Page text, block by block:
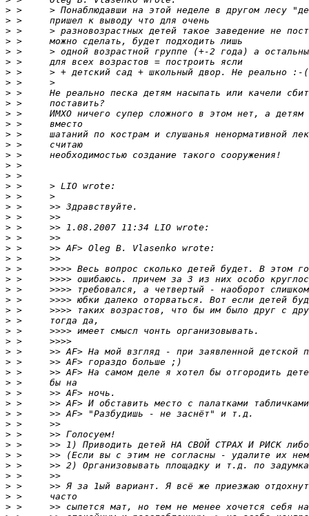
>
>
>
>
>
>
>
>
>
>
>
>
>
>
>
>
>
>
>
>
>
>
>
>
>
>
>
>
>
>
>
>
>
>
>
>
>
>
>
>
>
>
>
>
>
>
>
>
>